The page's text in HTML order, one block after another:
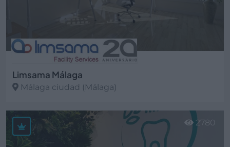
Limsama Málaga
Málaga ciudad (Málaga)
Ver más
2780